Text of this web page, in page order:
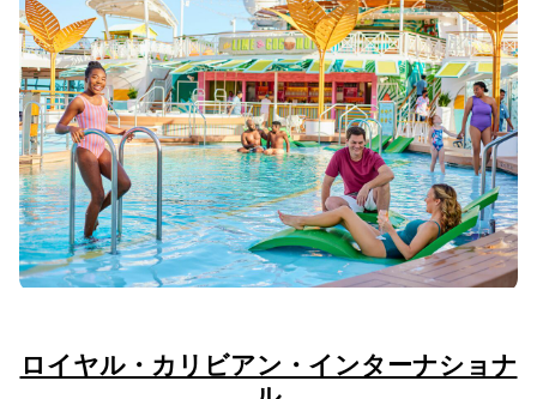
ロイヤル・カリビアン・インターナショナ